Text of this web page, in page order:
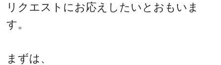
リクエストにお応えしたいとおもいま
す。
まずは、